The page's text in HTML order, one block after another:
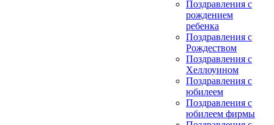
Поздравления с
рождением
ребенка
Поздравления с
Рождеством
Поздравления с
Хеллоуином
Поздравления с
юбилеем
Поздравления с
юбилеем фирмы